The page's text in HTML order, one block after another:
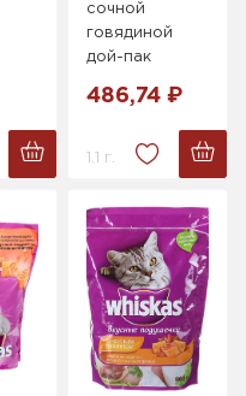
сочной
говядиной
дой-пак
486,74 ₽
1.1 г.